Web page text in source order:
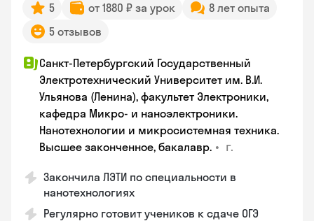
5 от 1880 ₽ за урок
8 лет опыта
5 отзывов
Санкт-Петербургский Государственный
Электротехнический Университет им. В.И.
Ульянова (Ленина), факультет Электроники,
кафедра Микро- и наноэлектроники.
Нанотехнологии и микросистемная техника.
Высшее законченное, бакалавр. • г.
Закончила ЛЭТИ по специальности в
нанотехнологиях
Регулярно готовит учеников к сдаче ОГЭ